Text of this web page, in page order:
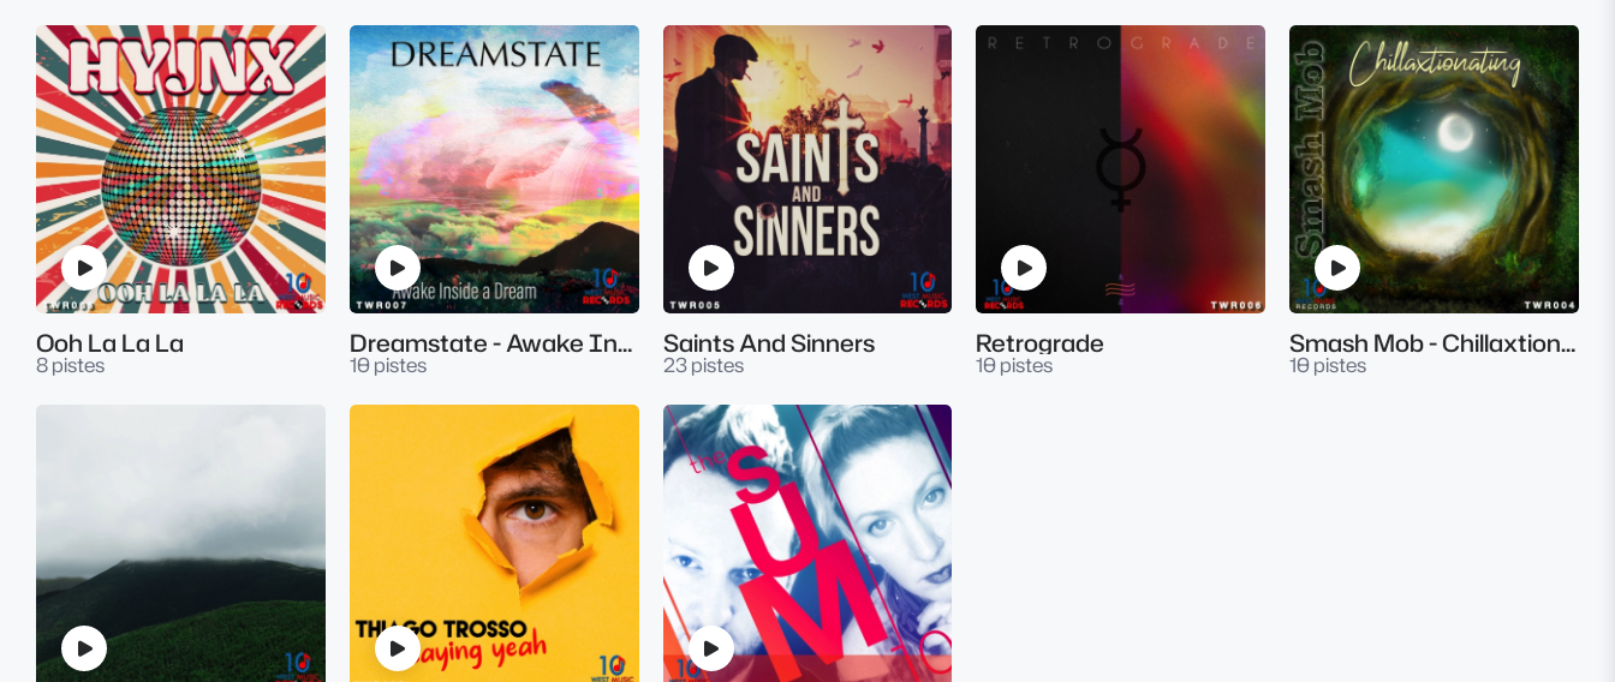
Ooh La La La
8 pistes
Dreamstate - Awake Inside The Dream
10 pistes
Saints And Sinners
23 pistes
Retrograde
10 pistes
Smash Mob - Chillaxtionating
10 pistes